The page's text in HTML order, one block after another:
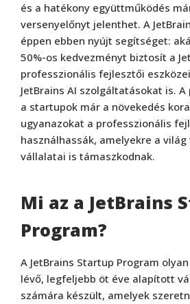
és a hatékony együttműködés
versenyelőnyt jelenthet. A
éppen ebben nyújt segítséget:
50%-os kedvezményt biztosít a
professzionális fejlesztői
JetBrains AI szolgáltatásokat is.
a startupok már a növekedés
ugyanazokat a professzionális
használhassák, amelyekre a
vállalatai is támaszkodnak.
Mi az a JetBrains
Program?
A JetBrains Startup Program
lévő, legfeljebb öt éve alapított
számára készült, amelyek